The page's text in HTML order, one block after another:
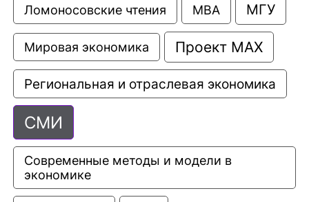
Ломоносовские чтения МВА МГУ
Мировая экономика Проект МАХ
Региональная и отраслевая экономика
СМИ
Современные методы и модели в
экономике